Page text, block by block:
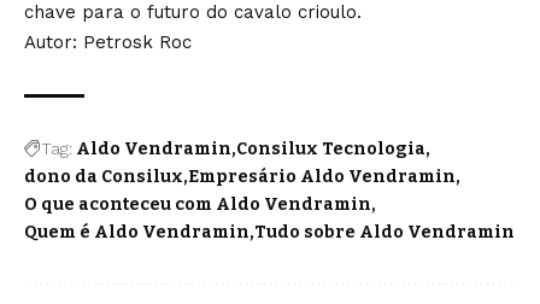
chave para o futuro do cavalo crioulo.
Autor: Petrosk Roc
Tag: Aldo Vendramin Consilux Tecnologia
dono da Consilux Empresário Aldo Vendramin
O que aconteceu com Aldo Vendramin
Quem é Aldo Vendramin Tudo sobre Aldo Vendramin